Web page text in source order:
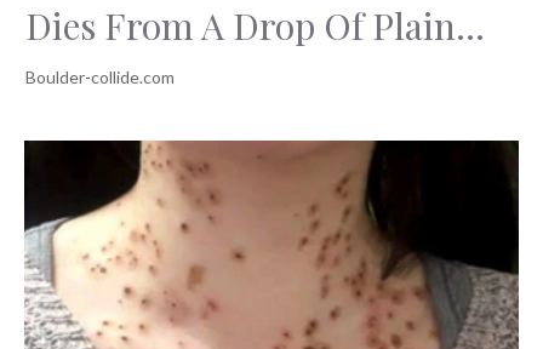
Dies From A Drop Of Plain...